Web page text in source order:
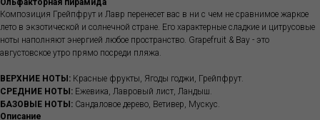
Ольфакторная пирамида
Композиция Грейпфрут и Лавр перенесет вас в ни с чем не сравнимое жаркое
лето в экзотической и солнечной стране. Его характерные сладкие и цитрусовые
ноты наполняют энергией любое пространство. Grapefruit & Bay - это
августовское утро прямо посреди пляжа.
ВЕРХНИЕ НОТЫ: Красные фрукты, Ягоды годжи, Грейпфрут.
СРЕДНИЕ НОТЫ: Ежевика, Лавровый лист, Ландыш.
БАЗОВЫЕ НОТЫ: Сандаловое дерево, Ветивер, Мускус.
Описание